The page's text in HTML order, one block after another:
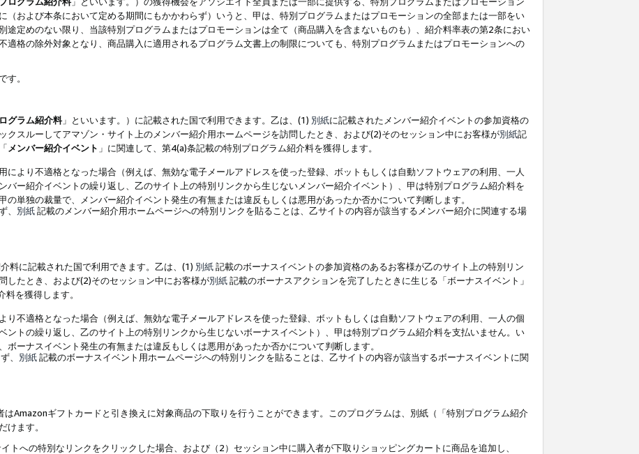
（および本条において定める期間にもかかわらず）いうと、甲は、特別プログラムまたはプロモーションの全部または一部をい
途定めのない限り、当該特別プログラムまたはプロモーションは全て（商品購入を含まないものも）、紹介料率表の第2条におい
適格の除外対象となり、商品購入に適用されるプログラム文書上の制限についても、特別プログラムまたはプロモーションへの
す。
グラム紹介料」といいます。）に記載された国で利用できます。乙は、(1) 別紙に記載されたメンバー紹介イベントの参加資格の
クスルーしてアマゾン・サイト上のメンバー紹介用ホームページを訪問したとき、および(2)そのセッション中にお客様が別紙記
メンバー紹介イベント 」に関連して、第4(a)条記載の特別プログラム紹介料を獲得します。
により不適格となった場合（例えば、無効な電子メールアドレスを使った登録、ボットもしくは自動ソフトウェアの利用、一人
バー紹介イベントの繰り返し、乙のサイト上の特別リンクから生じないメンバー紹介イベント）、甲は特別プログラム紹介料を
単独の裁量で、メンバー紹介イベント発生の有無または違反もしくは悪用があったか否かについて判断します。
、 別紙記載のメンバー紹介用ホームページへの特別リンクを貼ることは、乙サイトの内容が該当するメンバー紹介に関連する場
料に記載された国で利用できます。乙は、(1) 別紙記載のボーナスイベントの参加資格のあるお客様が乙のサイト上の特別リン
したとき、および(2)そのセッション中にお客様が別紙記載のボーナスアクションを完了したときに生じる「ボーナスイベント」
を獲得します。
り不適格となった場合（例えば、無効な電子メールアドレスを使った登録、ボットもしくは自動ソフトウェアの利用、一人の個
ントの繰り返し、乙のサイト上の特別リンクから生じないボーナスイベント）、甲は特別プログラム紹介料を支払いません。い
ーナスイベント発生の有無または違反もしくは悪用があったか否かについて判断します。
、 別紙記載のボーナスイベント用ホームページへの特別リンクを貼ることは、乙サイトの内容が該当するボーナスイベントに関
Amazonギフトカードと引き換えに対象商品の下取りを行うことができます。このプログラムは、別紙（「特別プログラム紹介
けます。
トへの特別なリンクをクリックした場合、および（2）セッション中に購入者が下取りショッピングカートに商品を追加し、